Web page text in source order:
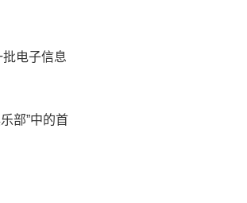
电子信息
部”中的首